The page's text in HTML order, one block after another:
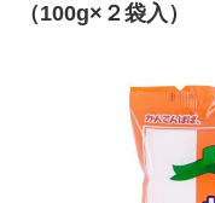
（100g×２袋入）